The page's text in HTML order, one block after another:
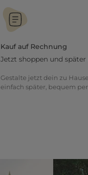
Kauf auf Rechnung
Jetzt shoppen und später
Gestalte jetzt dein zu
einfach später, bequem